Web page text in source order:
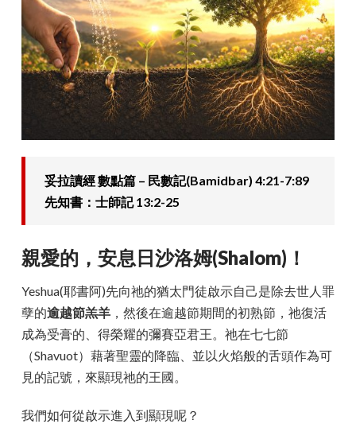
妥拉讀經 數點篇 – 民數記(Bamidbar) 4:21-7:89
先知書：士師記 13:2-25
親愛的，安息日沙洛姆(Shalom)！
Yeshua(耶書阿)先向祂的猶太門徒啟示自己是除去世人罪
孽的逾越節羔羊，然後在逾越節期間的初熟節，祂復活
成為受膏的、得榮耀的彌賽亞君王。祂在七七節
（Shavuot）藉著聖靈的降臨、並以火焰般的舌頭作為可
見的記號，來顯現祂的王國。
我們如何從啟示進入到顯現呢？